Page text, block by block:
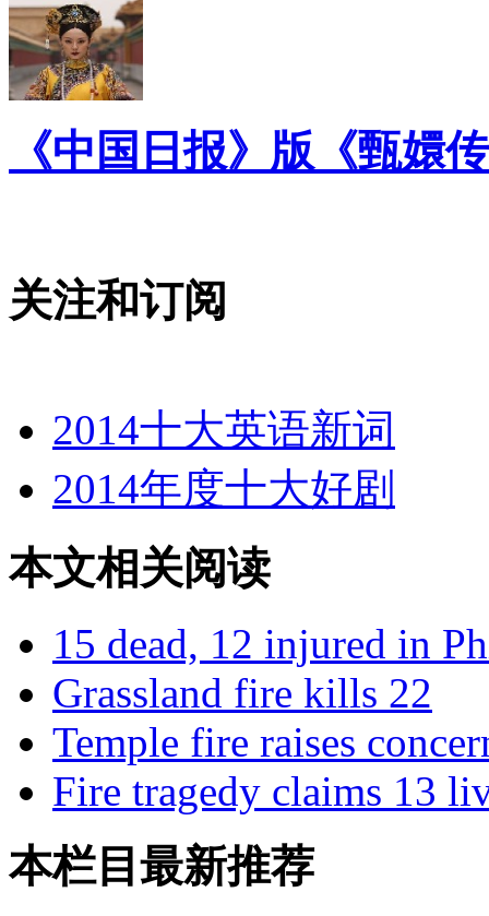
《中国日报》版《甄嬛
关注和订阅
2014十大英语新词
2014年度十大好剧
本文相关阅读
15 dead, 12 injured in
Grassland fire kills 22
Temple fire raises
Fire tragedy claims 13
本栏目最新推荐